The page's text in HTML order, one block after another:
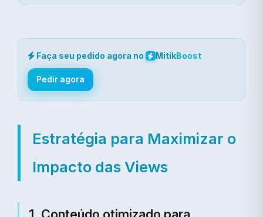
Faça seu pedido agora no MitikBoost
Pedir agora
Estratégia para Maximizar o
Impacto das Views